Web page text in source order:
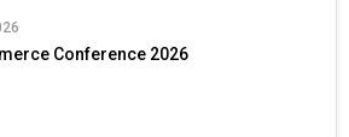
Conference 2026